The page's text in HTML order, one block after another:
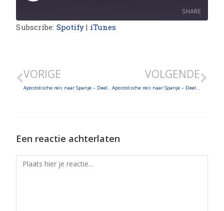
SHARE
Subscribe: Spotify | iTunes
VORIGE VOLGENDE
Een reactie achterlaten